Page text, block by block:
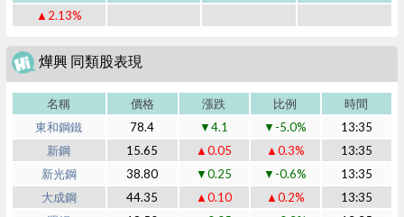
▲2.13%
燁興 同類股表現
名稱 價格 漲跌 比例
時間
東和鋼鐵
78.4 ▼4.1 ▼-5.0%
13:35
新鋼
15.65 ▲0.05 ▲0.3%
13:35
新光鋼
38.80 ▼0.25 ▼-0.6%
13:35
大成鋼
44.35 ▲0.10 ▲0.2%
13:35